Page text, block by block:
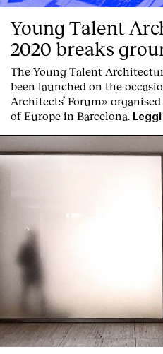
Young Talent
2020 breaks
The Young Talent
been launched on the
Architects’ Forum»
of Europe in Barcelona.